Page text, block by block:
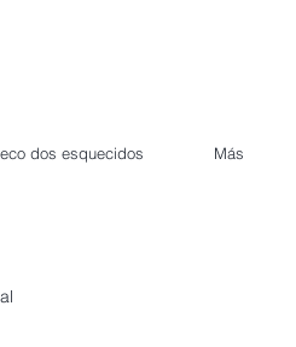
dos esquecidos Más